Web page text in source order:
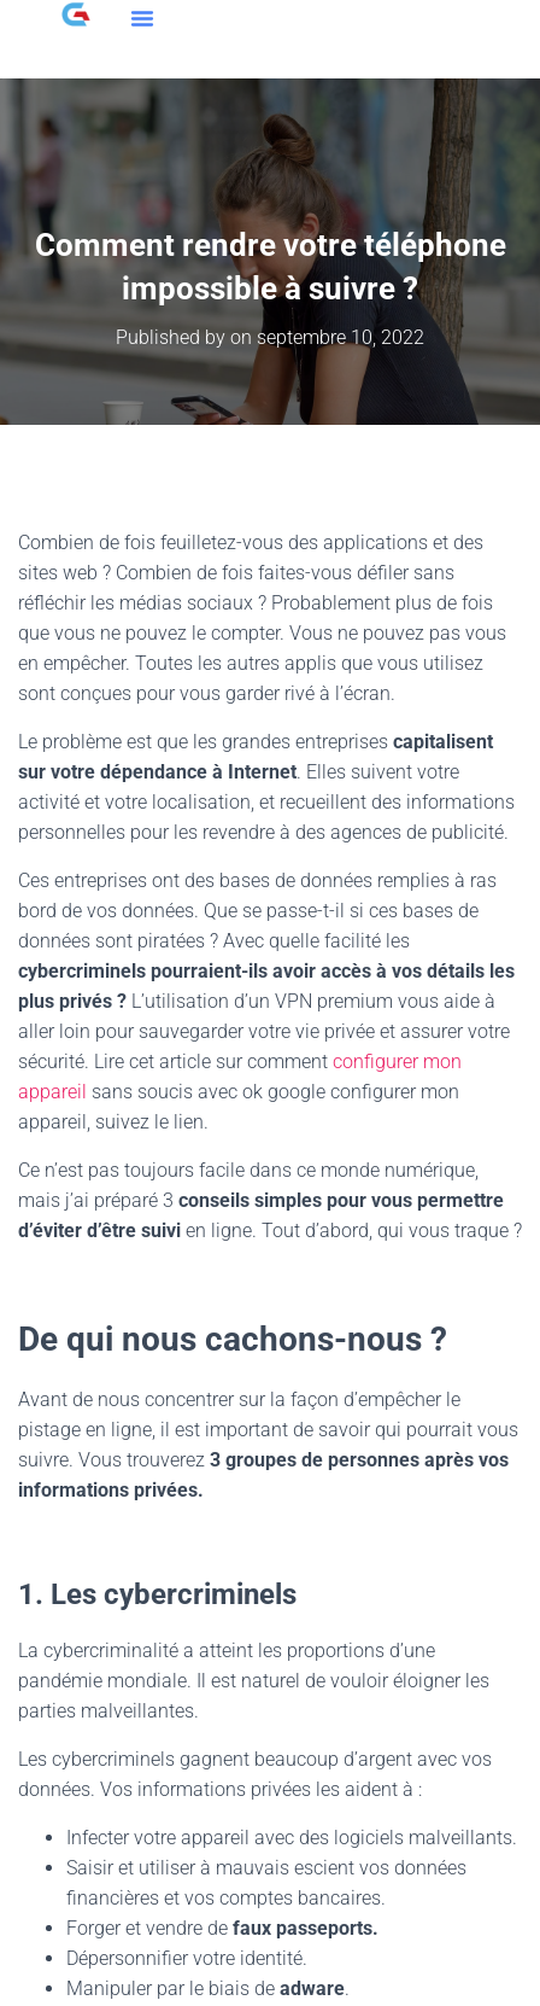
Comment rendre votre téléphone
impossible à suivre ?
Published by on septembre 10, 2022
Combien de fois feuilletez-vous des applications et des
sites web ? Combien de fois faites-vous défiler sans
réfléchir les médias sociaux ? Probablement plus de fois
que vous ne pouvez le compter. Vous ne pouvez pas vous
en empêcher. Toutes les autres applis que vous utilisez
sont conçues pour vous garder rivé à l’écran.
Le problème est que les grandes entreprises capitalisent
sur votre dépendance à Internet. Elles suivent votre
activité et votre localisation, et recueillent des informations
personnelles pour les revendre à des agences de publicité.
Ces entreprises ont des bases de données remplies à ras
bord de vos données. Que se passe-t-il si ces bases de
données sont piratées ? Avec quelle facilité les
cybercriminels pourraient-ils avoir accès à vos détails les
plus privés ? L’utilisation d’un VPN premium vous aide à
aller loin pour sauvegarder votre vie privée et assurer votre
sécurité. Lire cet article sur comment configurer mon
appareil sans soucis avec ok google configurer mon
appareil, suivez le lien.
Ce n’est pas toujours facile dans ce monde numérique,
mais j’ai préparé 3 conseils simples pour vous permettre
d’éviter d’être suivi en ligne. Tout d’abord, qui vous traque ?
De qui nous cachons-nous ?
Avant de nous concentrer sur la façon d’empêcher le
pistage en ligne, il est important de savoir qui pourrait vous
suivre. Vous trouverez 3 groupes de personnes après vos
informations privées.
1. Les cybercriminels
La cybercriminalité a atteint les proportions d’une
pandémie mondiale. Il est naturel de vouloir éloigner les
parties malveillantes.
Les cybercriminels gagnent beaucoup d’argent avec vos
données. Vos informations privées les aident à :
Infecter votre appareil avec des logiciels malveillants.
Saisir et utiliser à mauvais escient vos données
financières et vos comptes bancaires.
Forger et vendre de faux passeports.
Dépersonnifier votre identité.
Manipuler par le biais de adware.